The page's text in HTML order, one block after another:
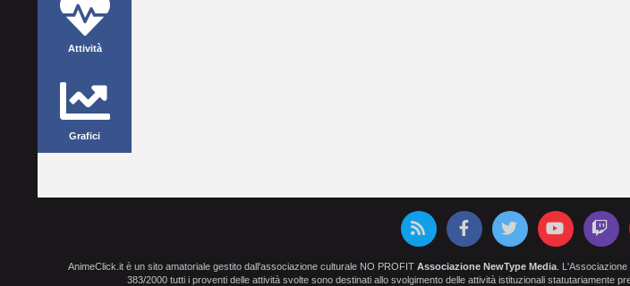
Attività
Grafici
AnimeClick.it è un sito amatoriale gestito dall'associazione culturale NO PROFIT Associazione NewType Media. L'Associazione
383/2000 tutti i proventi delle attività svolte sono destinati allo svolgimento delle attività istituzionali statutariamente